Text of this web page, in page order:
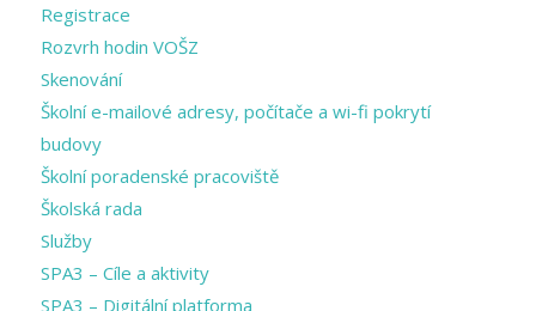
Registrace
Rozvrh hodin VOŠZ
Skenování
Školní e-mailové adresy, počítače a wi-fi pokrytí
budovy
Školní poradenské pracoviště
Školská rada
Služby
SPA3 – Cíle a aktivity
SPA3 – Digitální platforma